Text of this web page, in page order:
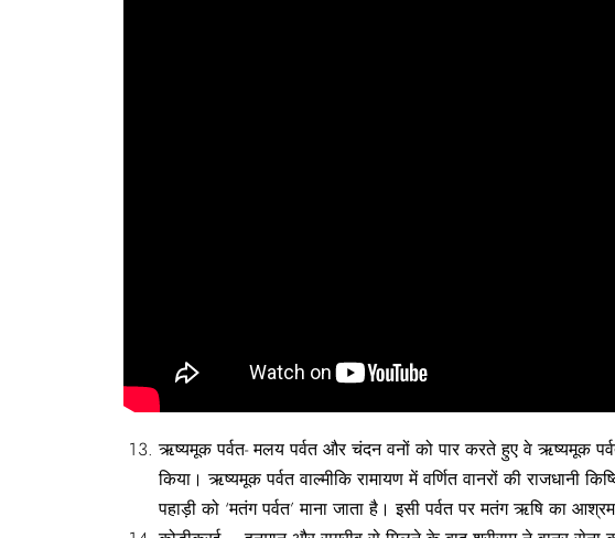
ऋष्यमूक पर्वत- मलय पर्वत और चंदन वनों को पार करते हुए वे ऋष्यमूक
किया। ऋष्यमूक पर्वत वाल्मीकि रामायण में वर्णित वानरों की
पहाड़ी को ‘मतंग पर्वत’ माना जाता है। इसी पर्वत पर मतंग ऋषि का